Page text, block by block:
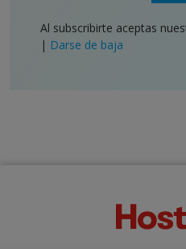
Al subscribirte aceptas
| Darse de baja